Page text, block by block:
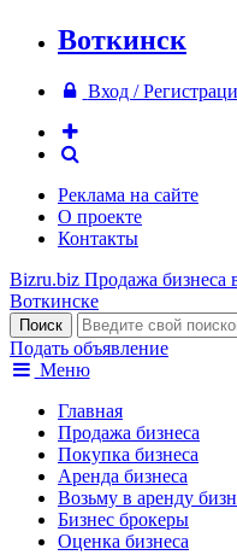
Воткинск
Вход /
Реклама на сайте
О проекте
Контакты
Bizru.biz Продажа бизнеса
Воткинске
Подать объявление
Меню
Главная
Продажа бизнеса
Покупка бизнеса
Аренда бизнеса
Возьму в аренду
Бизнес брокеры
Оценка бизнеса